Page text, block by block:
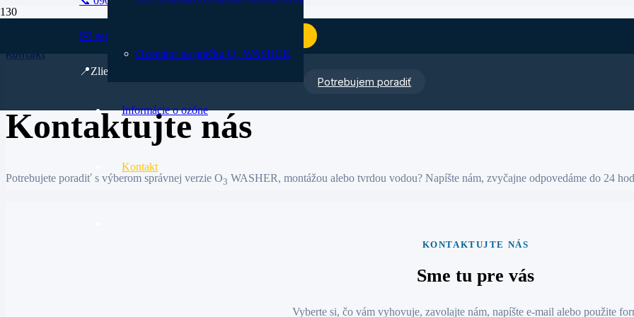
✉️ servis@marlus.sk
📍Zlievarenská 227/1 Nitra
Ozonátor na práčku O₃ WASHER
Informácie o ozóne
Kontakt
Potrebujem poradiť
Kontakt
Kontaktujte nás
Potrebujete poradiť s výberom správnej verzie O3 WASHER, montážou alebo tvrdou vodou? Napíšte nám, zvyčajne odpovedáme do 24
KONTAKTUJTE NÁS
Sme tu pre vás
Vyberte si, čo vám vyhovuje, zavolajte nám, napíšte e‑mail alebo použite